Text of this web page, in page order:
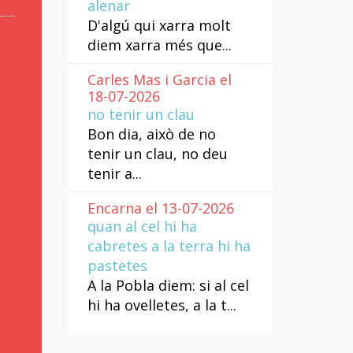
alenar
D'algú qui xarra molt
diem xarra més que...
Carles Mas i Garcia el
18-07-2026
no tenir un clau
Bon dia, això de no
tenir un clau, no deu
tenir a...
Encarna el 13-07-2026
quan al cel hi ha
cabretes a la terra hi ha
pastetes
A la Pobla diem: si al cel
hi ha ovelletes, a la t...